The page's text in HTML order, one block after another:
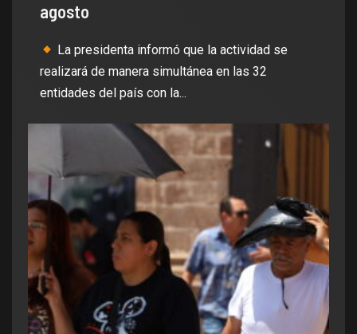
agosto
La presidenta informó que la actividad se
realizará de manera simultánea en las 32
entidades del país con la...